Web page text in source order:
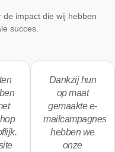
impact die wij hebben
succes.
Dankzij hun
op maat
gemaakte e-
mailcampagnes
hebben we
onze